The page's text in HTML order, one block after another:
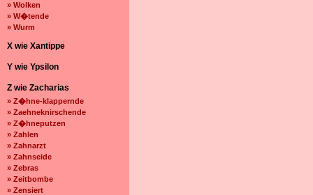
» Wolken
» W�tende
» Wurm
X wie Xantippe
Y wie Ypsilon
Z wie Zacharias
» Z�hne-klappernde
» Zaehneknirschende
» Z�hneputzen
» Zahlen
» Zahnarzt
» Zahnseide
» Zebras
» Zeitbombe
» Zensiert